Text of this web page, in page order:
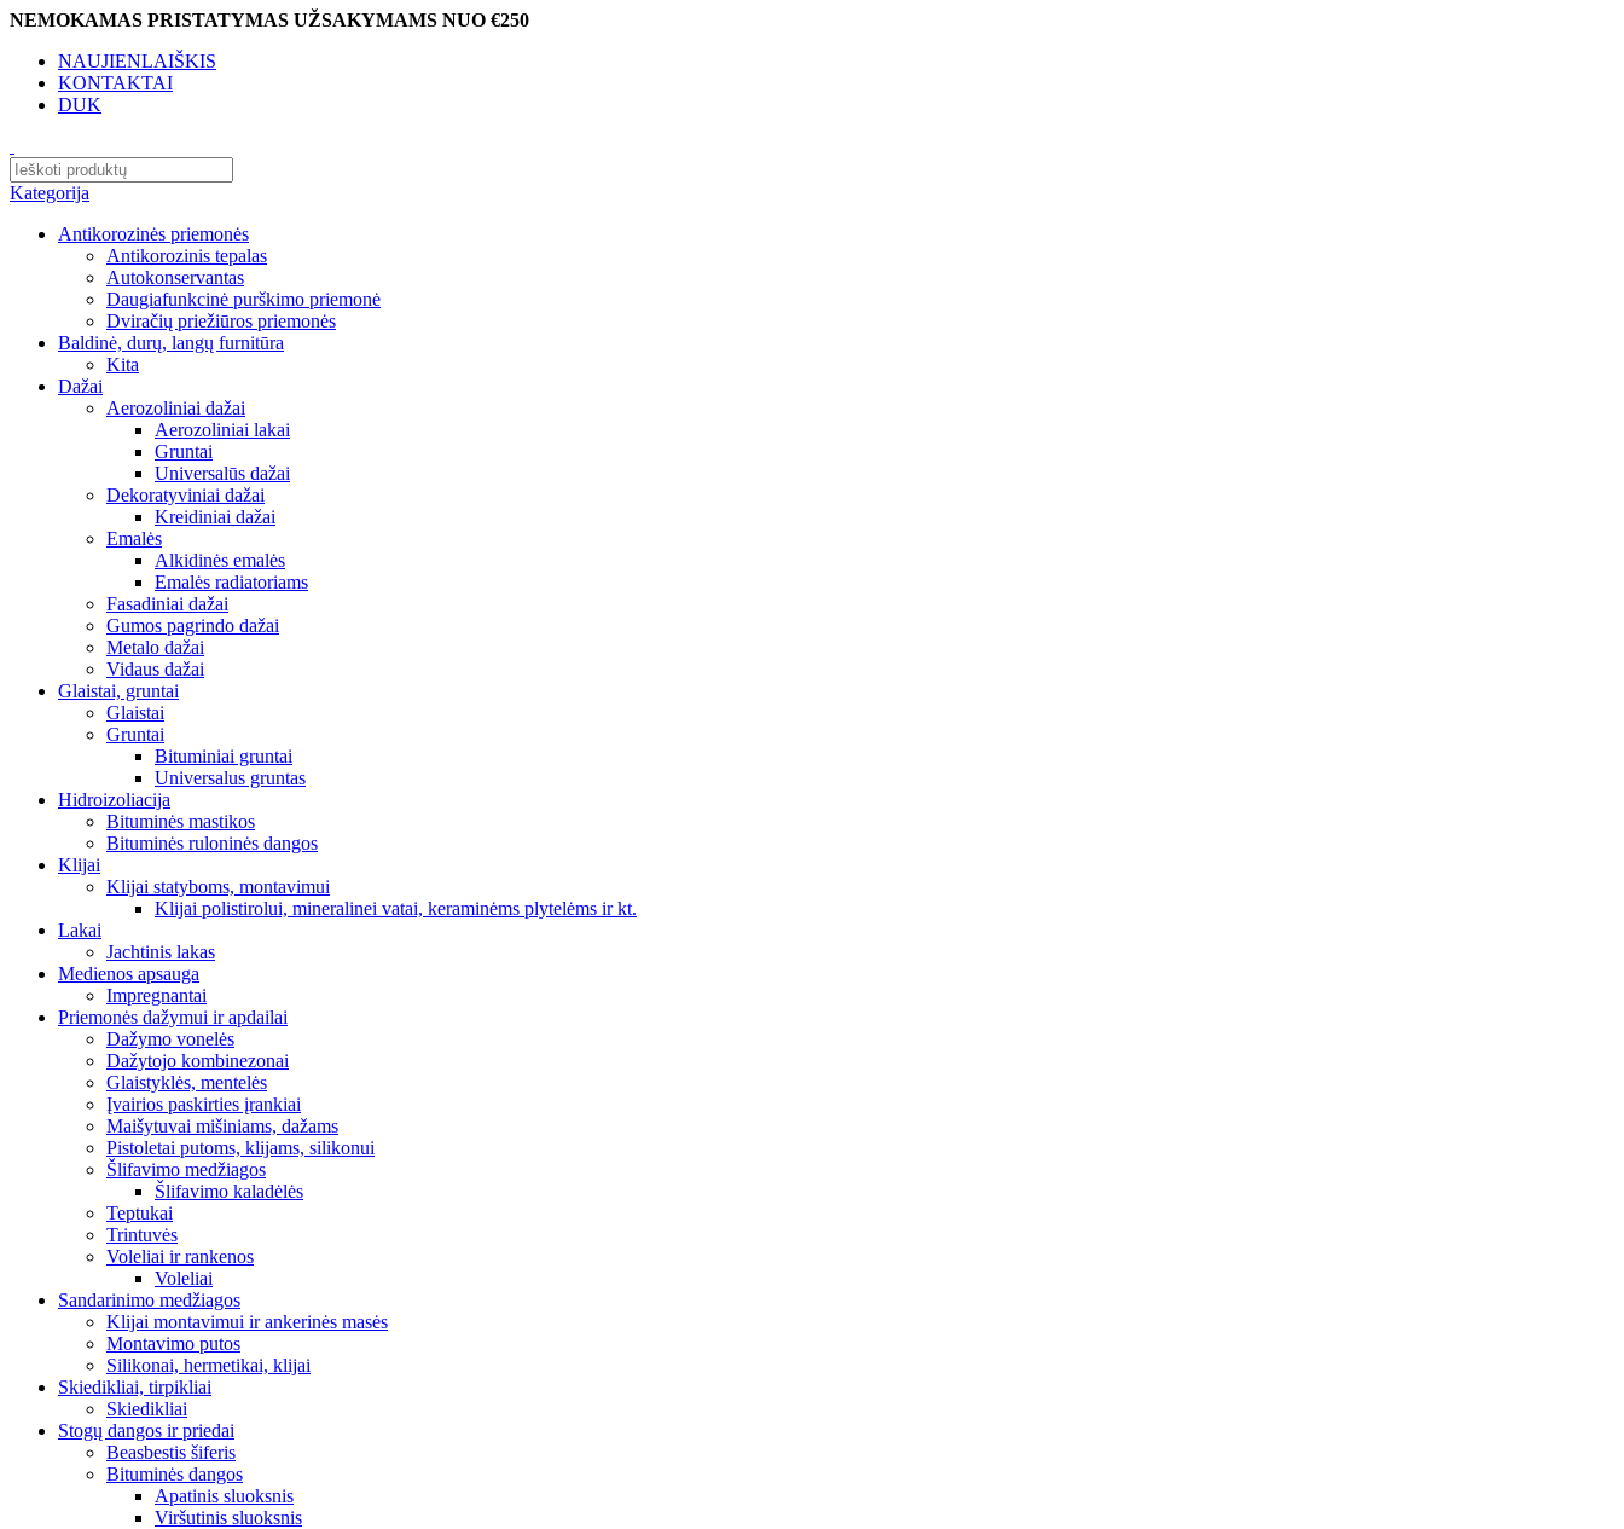
NEMOKAMAS PRISTATYMAS UŽSAKYMAMS NUO €250
NAUJIENLAIŠKIS
KONTAKTAI
DUK
Kategorija
Antikorozinės priemonės
Antikorozinis tepalas
Autokonservantas
Daugiafunkcinė purškimo priemonė
Dviračių priežiūros priemonės
Baldinė, durų, langų furnitūra
Kita
Dažai
Aerozoliniai dažai
Aerozoliniai lakai
Gruntai
Universalūs dažai
Dekoratyviniai dažai
Kreidiniai dažai
Emalės
Alkidinės emalės
Emalės radiatoriams
Fasadiniai dažai
Gumos pagrindo dažai
Metalo dažai
Vidaus dažai
Glaistai, gruntai
Glaistai
Gruntai
Bituminiai gruntai
Universalus gruntas
Hidroizoliacija
Bituminės mastikos
Bituminės ruloninės dangos
Klijai
Klijai statyboms, montavimui
Klijai polistirolui, mineralinei vatai, keraminėms plytelėms ir kt.
Lakai
Jachtinis lakas
Medienos apsauga
Impregnantai
Priemonės dažymui ir apdailai
Dažymo vonelės
Dažytojo kombinezonai
Glaistyklės, mentelės
Įvairios paskirties įrankiai
Maišytuvai mišiniams, dažams
Pistoletai putoms, klijams, silikonui
Šlifavimo medžiagos
Šlifavimo kaladėlės
Teptukai
Trintuvės
Voleliai ir rankenos
Voleliai
Sandarinimo medžiagos
Klijai montavimui ir ankerinės masės
Montavimo putos
Silikonai, hermetikai, klijai
Skiedikliai, tirpikliai
Skiedikliai
Stogų dangos ir priedai
Beasbestis šiferis
Bituminės dangos
Apatinis sluoksnis
Viršutinis sluoksnis